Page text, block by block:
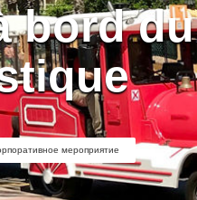
bord
мероприятие